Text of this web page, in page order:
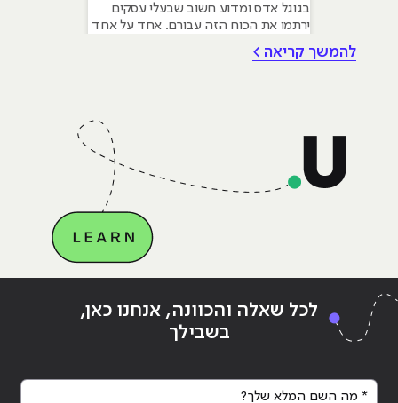
בגוגל אדס ומדוע חשוב שבעלי עסקים
ירתמו את הכוח הזה עבורם. ­אחד על אחד
פרסום ממומן בגוגל אדס לטובת העסק
Continue reading
דיגיטלי"
להמשך קריאה >
לכל שאלה והכוונה, אנחנו כאן,
בשבילך
* מה השם המלא שלך?